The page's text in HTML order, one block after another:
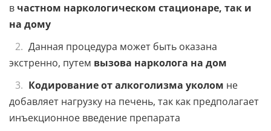
в частном наркологическом стационаре, так и
на дому
Данная процедура может быть оказана
экстренно, путем вызова нарколога на дом
Кодирование от алкоголизма уколом не
добавляет нагрузку на печень, так как предполагает
инъекционное введение препарата